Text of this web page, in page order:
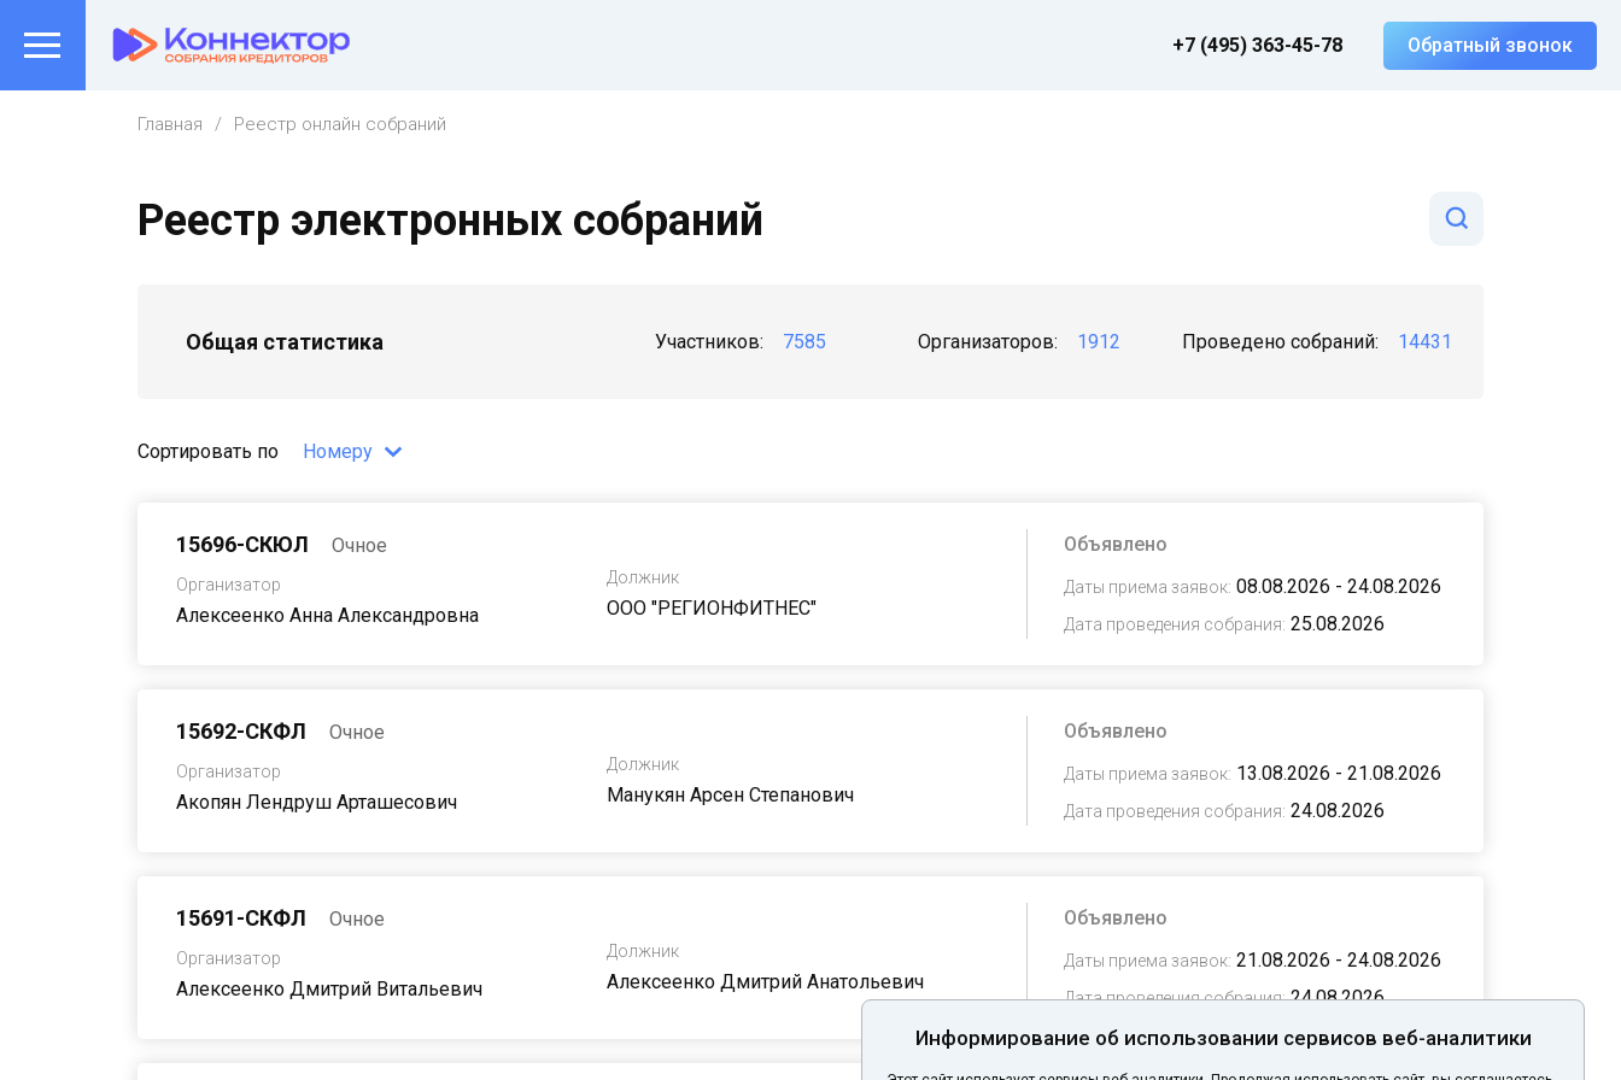
+7 (495) 363-45-78 Обратный звонок
Главная Реестр онлайн собраний
Реестр электронных собраний
Поиск собрания
Не выбрано
Организатор собрания (Арбитражный управляющий или кредитор)
Тип собрания
c
по
Общая статистика Участников: 7585 Организаторов: 1912 Проведено собраний: 14431
Сортировать по Номеру
15696-СКЮЛ Очное
Организатор
Алексеенко Анна Александровна
Должник
ООО "РЕГИОНФИТНЕС"
Объявлено
Даты приема заявок: 08.08.2026 - 24.08.2026
Дата проведения собрания: 25.08.2026
15692-СКФЛ Очное
Организатор
Акопян Лендруш Арташесович
Должник
Манукян Арсен Степанович
Объявлено
Даты приема заявок: 13.08.2026 - 21.08.2026
Дата проведения собрания: 24.08.2026
15691-СКФЛ Очное
Организатор
Алексеенко Дмитрий Витальевич
Должник
Алексеенко Дмитрий Анатольевич
Объявлено
Даты приема заявок: 21.08.2026 - 24.08.2026
Дата проведения собрания: 24.08.2026
Информирование об использовании сервисов веб-аналитики